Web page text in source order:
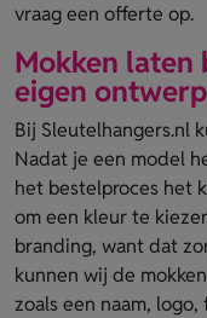
vraag een offerte op.
Mokken laten
eigen ontwerp
Bij Sleutelhangers.nl
Nadat je een model
het bestelproces het
om een kleur te
branding, want dat
kunnen wij de
zoals een naam,